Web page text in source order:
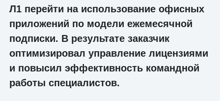
Л1 перейти на использование офисных
приложений по модели ежемесячной
подписки. В результате заказчик
оптимизировал управление лицензиями
и повысил эффективность командной
работы специалистов.